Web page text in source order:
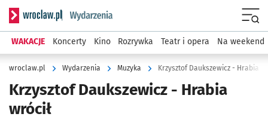
Serwis informacyjny wroclaw.pl podserwis: Wydarzenia
WAKACJE Koncerty Kino Rozrywka Teatr i opera Na weekend
wroclaw.pl Wydarzenia Muzyka Krzysztof Daukszewicz - Hrabia
Krzysztof Daukszewicz - Hrabia
wrócił